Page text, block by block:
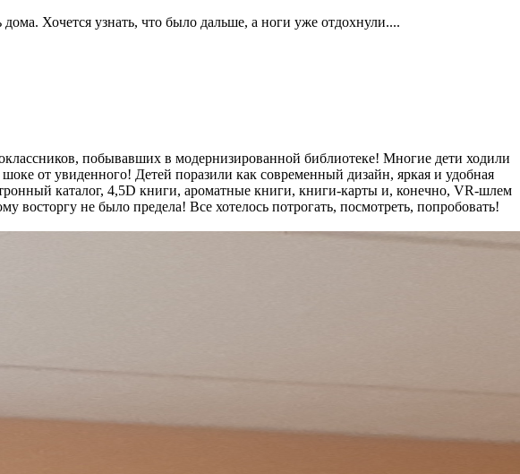
Хочется узнать, что было дальше, а ноги уже отдохнули....
побывавших в модернизированной библиотеке! Многие дети ходили
от увиденного! Детей поразили как современный дизайн, яркая и удобная
каталог, 4,5D книги, ароматные книги, книги-карты и, конечно, VR-шлем
не было предела! Все хотелось потрогать, посмотреть, попробовать!